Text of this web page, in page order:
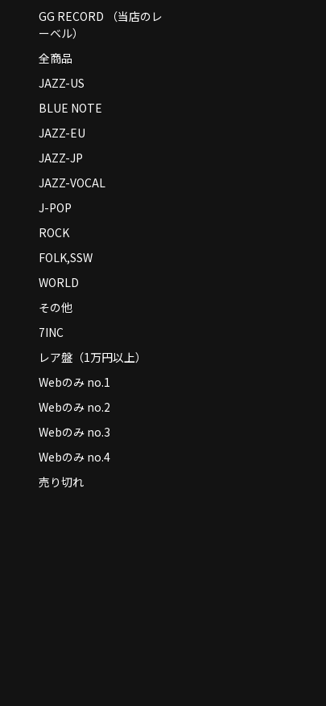
GG RECORD （当店のレ
ーベル）
全商品
JAZZ-US
BLUE NOTE
JAZZ-EU
JAZZ-JP
JAZZ-VOCAL
J-POP
ROCK
FOLK,SSW
WORLD
その他
7INC
レア盤（1万円以上）
Webのみ no.1
Webのみ no.2
Webのみ no.3
Webのみ no.4
売り切れ